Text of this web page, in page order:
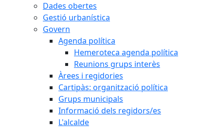
Dades obertes
Gestió urbanística
Govern
Agenda política
Hemeroteca agenda política
Reunions grups interès
Àrees i regidories
Cartipàs: organització política
Grups municipals
Informació dels regidors/es
L'alcalde